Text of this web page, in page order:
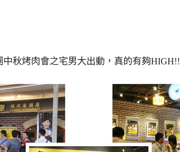
中秋烤肉會之宅男大出動，真的有夠HIGH!!